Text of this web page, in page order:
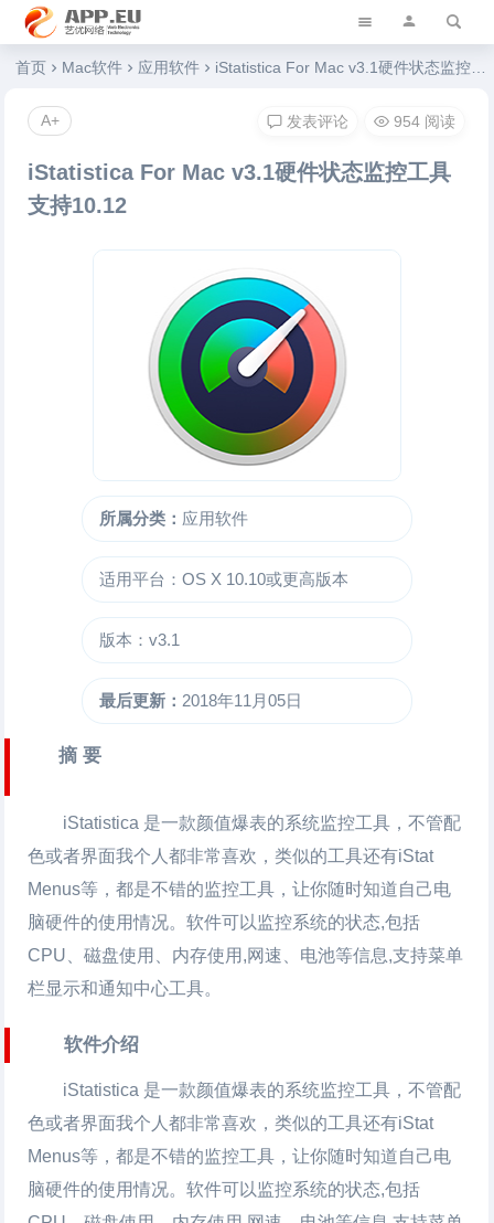
艺优软件乐园
首页 Mac软件 应用软件 iStatistica For Mac v3.1硬件状态监控工具 支持10.12
iStatistica For Mac v3.1硬件状态监控工具
支持10.12
所属分类： 应用软件
适用平台：OS X 10.10或更高版本
版本：v3.1
最后更新： 2018年11月05日
摘 要
iStatistica 是一款颜值爆表的系统监控工具，不管配
色或者界面我个人都非常喜欢，类似的工具还有iStat
Menus等，都是不错的监控工具，让你随时知道自己电
脑硬件的使用情况。软件可以监控系统的状态,包括
CPU、磁盘使用、内存使用,网速、电池等信息,支持菜单
栏显示和通知中心工具。
软件介绍
iStatistica 是一款颜值爆表的系统监控工具，不管配
色或者界面我个人都非常喜欢，类似的工具还有iStat
Menus等，都是不错的监控工具，让你随时知道自己电
脑硬件的使用情况。软件可以监控系统的状态,包括
发表评论 954 阅读
A+